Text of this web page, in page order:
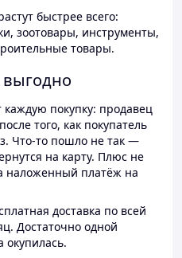
быстрее всего:
зоотовары, инструменты,
товары.
выгодно
покупку: продавец
того, как покупатель
Что-то пошло не так —
на карту. Плюс не
наложенный платёж на
доставка по всей
Достаточно одной
окупилась.